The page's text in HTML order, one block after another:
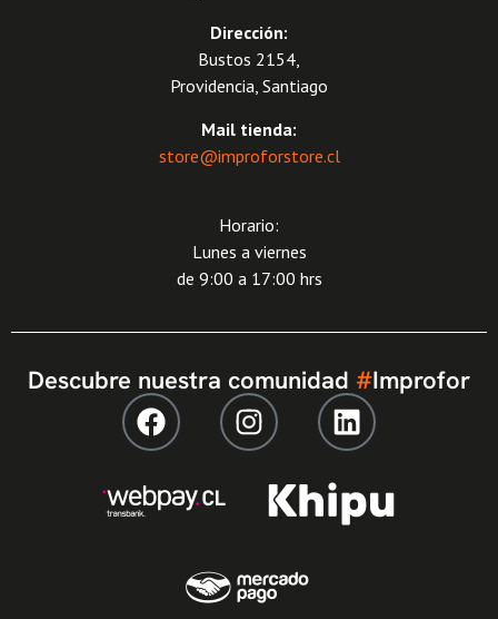
Dirección:
Bustos 2154,
Providencia, Santiago
Mail tienda:
store@improforstore.cl
Horario:
Lunes a viernes
de 9:00 a 17:00 hrs
Descubre nuestra comunidad #Improfor